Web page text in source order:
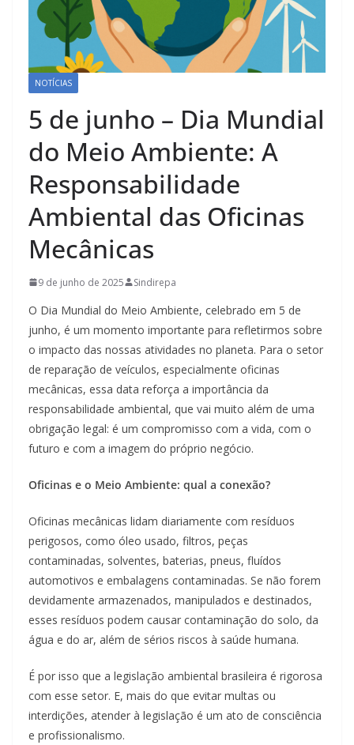
NOTÍCIAS
5 de junho – Dia Mundial
do Meio Ambiente: A
Responsabilidade
Ambiental das Oficinas
Mecânicas
9 de junho de 2025 Sindirepa
O Dia Mundial do Meio Ambiente, celebrado em 5 de
junho, é um momento importante para refletirmos sobre
o impacto das nossas atividades no planeta. Para o setor
de reparação de veículos, especialmente oficinas
mecânicas, essa data reforça a importância da
responsabilidade ambiental, que vai muito além de uma
obrigação legal: é um compromisso com a vida, com o
futuro e com a imagem do próprio negócio.
Oficinas e o Meio Ambiente: qual a conexão?
Oficinas mecânicas lidam diariamente com resíduos
perigosos, como óleo usado, filtros, peças
contaminadas, solventes, baterias, pneus, fluídos
automotivos e embalagens contaminadas. Se não forem
devidamente armazenados, manipulados e destinados,
esses resíduos podem causar contaminação do solo, da
água e do ar, além de sérios riscos à saúde humana.
É por isso que a legislação ambiental brasileira é rigorosa
com esse setor. E, mais do que evitar multas ou
interdições, atender à legislação é um ato de consciência
e profissionalismo.